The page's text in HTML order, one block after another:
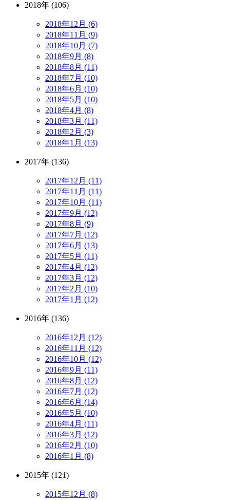
2018年 (106)
2018年12月 (6)
2018年11月 (9)
2018年10月 (7)
2018年9月 (8)
2018年8月 (11)
2018年7月 (10)
2018年6月 (10)
2018年5月 (10)
2018年4月 (8)
2018年3月 (11)
2018年2月 (3)
2018年1月 (13)
2017年 (136)
2017年12月 (11)
2017年11月 (11)
2017年10月 (11)
2017年9月 (12)
2017年8月 (9)
2017年7月 (12)
2017年6月 (13)
2017年5月 (11)
2017年4月 (12)
2017年3月 (12)
2017年2月 (10)
2017年1月 (12)
2016年 (136)
2016年12月 (12)
2016年11月 (12)
2016年10月 (12)
2016年9月 (11)
2016年8月 (12)
2016年7月 (12)
2016年6月 (14)
2016年5月 (10)
2016年4月 (11)
2016年3月 (12)
2016年2月 (10)
2016年1月 (8)
2015年 (121)
2015年12月 (8)